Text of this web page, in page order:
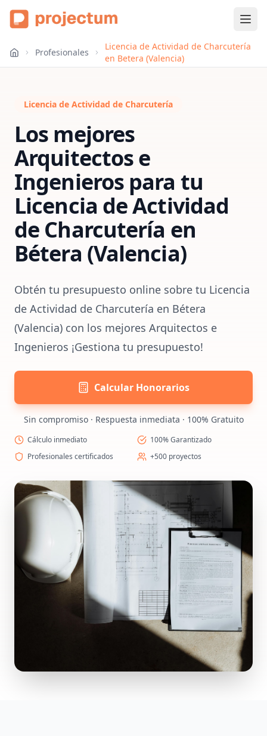
Profesionales
Licencia de Actividad de Charcutería
en Betera (Valencia)
Licencia de Actividad de Charcutería
Los mejores
Arquitectos e
Ingenieros para tu
Licencia de Actividad
de Charcutería en
Bétera (Valencia)
Obtén tu presupuesto online sobre tu Licencia
de Actividad de Charcutería en Bétera
(Valencia) con los mejores Arquitectos e
Ingenieros ¡Gestiona tu presupuesto!
Calcular Honorarios
Sin compromiso · Respuesta inmediata · 100% Gratuito
Cálculo inmediato
100% Garantizado
Profesionales certificados
+500 proyectos